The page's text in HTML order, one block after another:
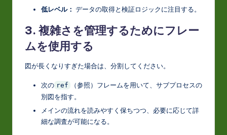
低レベル： データの取得と検証ロジックに注目する。
3. 複雑さを管理するためにフレー
ムを使用する
図が長くなりすぎた場合は、分割してください。
次の ref
（参照）フレームを用いて、サブプロセスの
別図を指す。
メインの流れを読みやすく保ちつつ、必要に応じて詳
細な調査が可能になる。